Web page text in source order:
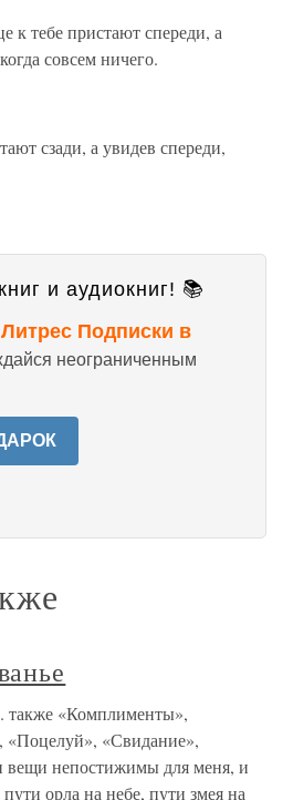
к тебе пристают спереди, а
совсем ничего.
сзади, а увидев спереди,
и аудиокниг! 📚
Подписки в
неограниченным
«Комплименты»,
«Поцелуй», «Свидание»,
вещи непостижимы для меня, и
орла на небе, пути змея на